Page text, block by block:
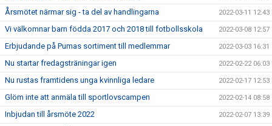
Årsmötet närmar sig - ta del av handlingarna 2022-03-11 12:43
Vi välkomnar barn födda 2017 och 2018 till fotbollsskola 2022-03-08 12:57
Erbjudande på Pumas sortiment till medlemmar 2022-03-03 16:31
Nu startar fredagsträningar igen 2022-02-22 06:03
Nu rustas framtidens unga kvinnliga ledare 2022-02-17 12:53
Glöm inte att anmäla till sportlovscampen 2022-02-14 08:58
Inbjudan till årsmöte 2022 2022-02-07 13:39